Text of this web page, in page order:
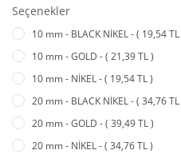
Seçenekler
10 mm - BLACK NİKEL - ( 19,54 TL
10 mm - GOLD - ( 21,39 TL )
10 mm - NİKEL - ( 19,54 TL )
20 mm - BLACK NİKEL - ( 34,76 TL
20 mm - GOLD - ( 39,49 TL )
20 mm - NİKEL - ( 34,76 TL )